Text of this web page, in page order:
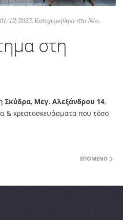
01/12/2023. Καταχωρήθηκε στο Νέα.
στη
Σκύδρα, Μεγ. Αλεξάνδρου 14,
& κρεατοσκευάσματα που τόσο
ΕΠΌΜΕΝΟ